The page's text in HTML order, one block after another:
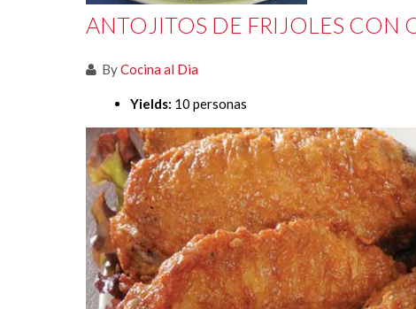
ANTOJITOS DE FRIJOLES CON
ByCocina al Dia
Yields: 10 personas